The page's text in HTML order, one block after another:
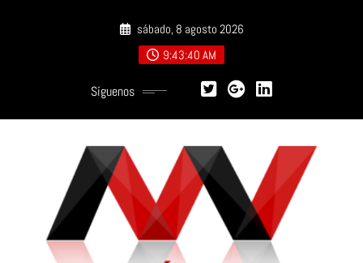
sábado, 8 agosto 2026
9:43:42 AM
Síguenos